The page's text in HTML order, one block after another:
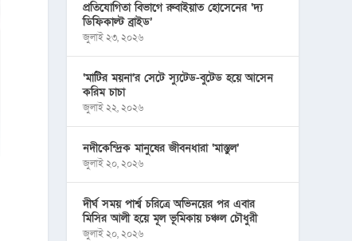
প্রতিযোগিতা বিভাগে রুবাইয়াত হোসেনের ‘দ্য
ডিফিকাল্ট ব্রাইড’
জুলাই ২৩, ২০২৬
‘মাটির ময়না’র সেটে স্যুটেড-বুটেড হয়ে আসেন
করিম চাচা
জুলাই ২২, ২০২৬
নদীকেন্দ্রিক মানুষের জীবনধারা ‘মাস্তুল’
জুলাই ২০, ২০২৬
দীর্ঘ সময় পার্শ্ব চরিত্রে অভিনয়ের পর এবার
মিসির আলী হয়ে মূল ভূমিকায় চঞ্চল চৌধুরী
জুলাই ২০, ২০২৬